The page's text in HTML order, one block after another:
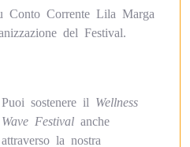
Conto Corrente Lila Marga
del Festival.
Puoi sostenere il Wellness
Wave Festival anche
attraverso la nostra